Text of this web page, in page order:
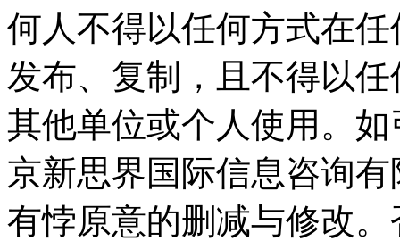
何人不得以任何方式在
发布、复制，且不得以
其他单位或个人使用。
京新思界国际信息咨询
有悖原意的删减与修改